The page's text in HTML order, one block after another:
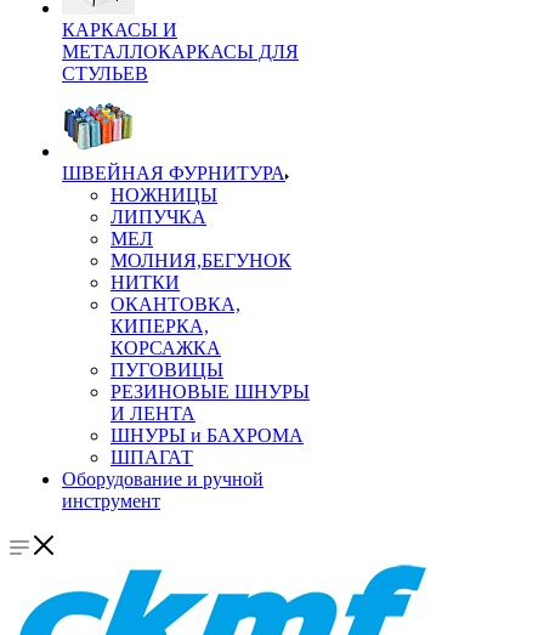
КАРКАСЫ И
МЕТАЛЛОКАРКАСЫ ДЛЯ
СТУЛЬЕВ
ШВЕЙНАЯ ФУРНИТУРА
НОЖНИЦЫ
ЛИПУЧКА
МЕЛ
МОЛНИЯ,БЕГУНОК
НИТКИ
ОКАНТОВКА,
КИПЕРКА,
КОРСАЖКА
ПУГОВИЦЫ
РЕЗИНОВЫЕ ШНУРЫ
И ЛЕНТА
ШНУРЫ и БАХРОМА
ШПАГАТ
Оборудование и ручной
инструмент